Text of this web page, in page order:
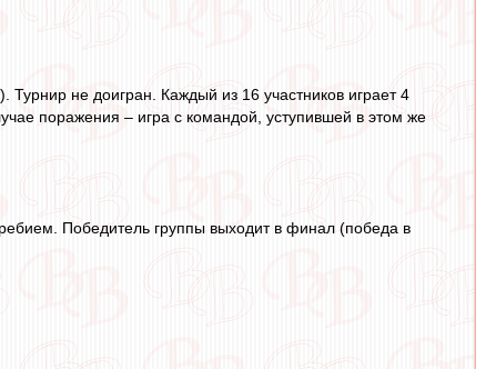
не доигран. Каждый из 16 участников играет 4
поражения – игра с командой, уступившей в этом же
Победитель группы выходит в финал (победа в